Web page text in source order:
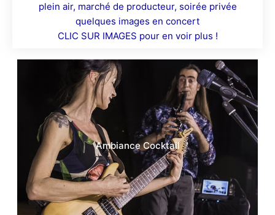
plein air, marché de producteur, soirée privée
quelques images en concert
CLIC SUR IMAGES pour en voir plus !
Ambiance Cocktail